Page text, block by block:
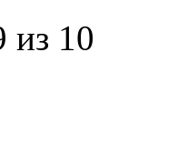
из 10